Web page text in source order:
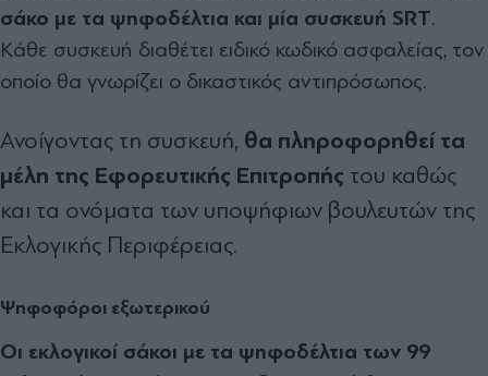
σάκο με τα ψηφοδέλτια και μία συσκευή SRT.
Kάθε συσκευή διαθέτει ειδικό κωδικό ασφαλείας, τον
οποίο θα γνωρίζει ο δικαστικός αντιπρόσωπος.
Ανοίγοντας τη συσκευή, θα πληροφορηθεί τα
μέλη της Εφορευτικής Επιτροπής του καθώς
και τα ονόματα των υποψήφιων βουλευτών της
Εκλογικής Περιφέρειας.
Ψηφοφόροι εξωτερικού
Οι εκλογικοί σάκοι με τα ψηφοδέλτια των 99